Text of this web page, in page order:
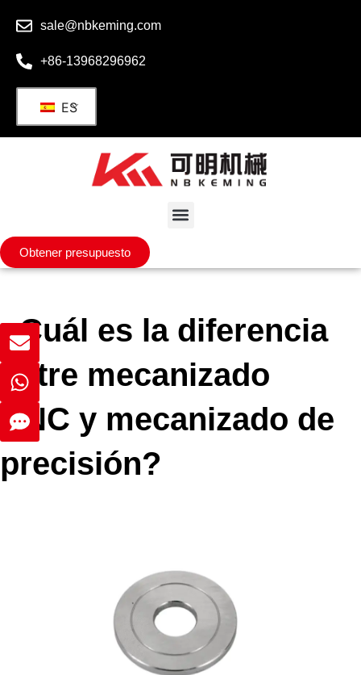
sale@nbkeming.com
+86-13968296962
ES
Obtener presupuesto
¿Cuál es la diferencia
entre mecanizado
CNC y mecanizado de
precisión?